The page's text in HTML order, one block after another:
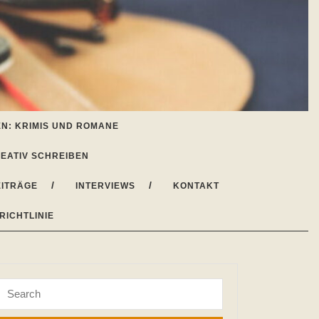
KRIMIS UND ROMANE
SCHREIBEN
INTERVIEWS KONTAKT